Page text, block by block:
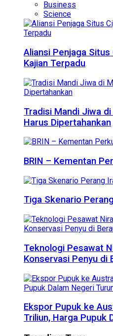
Business
Science
Aliansi Penjaga
Kajian Terpadu
Tradisi Mandi Jiwa
Harus Dipertahankan
BRIN – Kementan
Tiga Skenario
Teknologi Pesawat
Konservasi Penyu di
Ekspor Pupuk ke
Triliun, Harga Pupuk